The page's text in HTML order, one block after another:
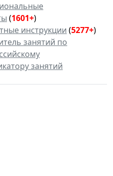
(1601+)
инструкции (5277+)
занятий по
занятий